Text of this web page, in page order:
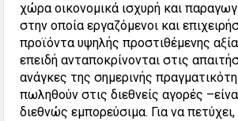
χώρα οικονομικά ισχυρή και
στην οποία εργαζόμενοι και
προϊόντα υψηλής προστιθέμενης
επειδή ανταποκρίνονται στις
ανάγκες της σημερινής
πωληθούν στις διεθνείς αγορές
διεθνώς εμπορεύσιμα. Για να